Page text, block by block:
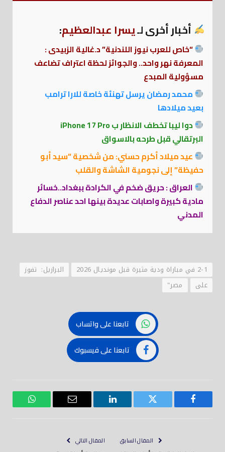
أخبار أخرى لـيسرا عبدالعظيم:
“خاص للعرب نيوز اللندنية” د.غالية الزبيدى :
المعرفة نهر واحد.. والجوائز لحظة اعتراف تضاعف
مسؤولية المبدع
محمد رمضان يرسل تهنئة خاصة للارا ترامب
بعيد ميلادها
دوا ليبا تخطف الانظار ب iPhone 17 Pro
البرتقالي قبل طرحه بالاسواق
عيد ميلاد أكرم حسني: من شخصية “سيد أبو
حفيظة” إلى نجومية الشاشة والقلب
العراق : حريق ضخم في الكرادة ببغداد..خسائر
مادية كبيرة واصابات عديدة بينها احد عناصر الدفاع
المدني
2-1 في مباراة ودية مثيرة قبل مونديال 2026
البرازيل: تفوز
على
مصر"
تابعنا على واتساب
تابعنا على فيسبوك
فيسبوك تويتر لينكدود
بريد
واتساب
المقال السابق المقال التالي